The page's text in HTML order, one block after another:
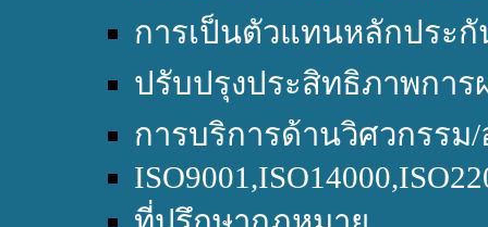
การเป็นตัวแทนหลักประกั
ปรับปรุงประสิทธิภาพการ
การบริการด้านวิศวกรร